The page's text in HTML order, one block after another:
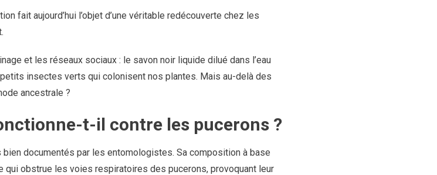
fait aujourd’hui l’objet d’une véritable redécouverte chez les
et les réseaux sociaux : le savon noir liquide dilué dans l’eau
insectes verts qui colonisent nos plantes. Mais au-delà des
ancestrale ?
t-il contre les pucerons ?
documentés par les entomologistes. Sa composition à base
qui obstrue les voies respiratoires des pucerons, provoquant leur